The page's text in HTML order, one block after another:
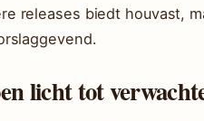
releases biedt houvast,
licht tot